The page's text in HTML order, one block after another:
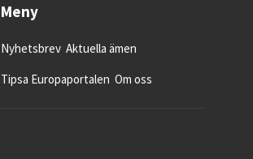
Meny
Nyhetsbrev Aktuella ämen
Tipsa Europaportalen Om oss